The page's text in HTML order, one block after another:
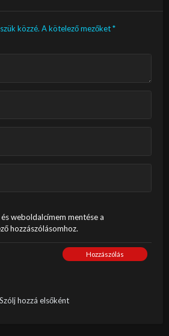
közzé. A kötelező mezőket*
weboldalcímem mentése a
hozzászólásomhoz.
Hozzászólás
Szólj hozzá elsőként